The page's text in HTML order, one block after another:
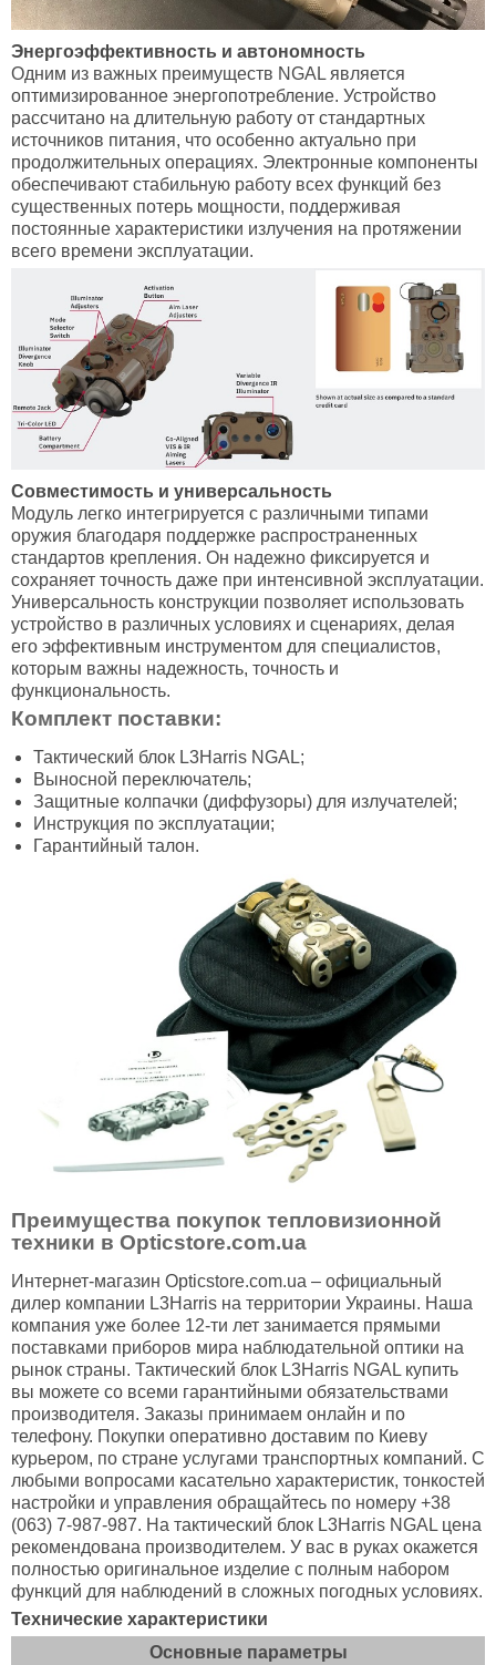
Энергоэффективность и автономность
Одним из важных преимуществ NGAL является
оптимизированное энергопотребление. Устройство
рассчитано на длительную работу от стандартных
источников питания, что особенно актуально при
продолжительных операциях. Электронные компоненты
обеспечивают стабильную работу всех функций без
существенных потерь мощности, поддерживая
постоянные характеристики излучения на протяжении
всего времени эксплуатации.
Совместимость и универсальность
Модуль легко интегрируется с различными типами
оружия благодаря поддержке распространенных
стандартов крепления. Он надежно фиксируется и
сохраняет точность даже при интенсивной эксплуатации.
Универсальность конструкции позволяет использовать
устройство в различных условиях и сценариях, делая
его эффективным инструментом для специалистов,
которым важны надежность, точность и
функциональность.
Комплект поставки:
Тактический блок L3Harris NGAL;
Выносной переключатель;
Защитные колпачки (диффузоры) для излучателей;
Инструкция по эксплуатации;
Гарантийный талон.
Преимущества покупок тепловизионной
техники в Opticstore.com.ua
Интернет-магазин Opticstore.com.ua – официальный
дилер компании L3Harris на территории Украины. Наша
компания уже более 12-ти лет занимается прямыми
поставками приборов мира наблюдательной оптики на
рынок страны. Тактический блок L3Harris NGAL купить
вы можете со всеми гарантийными обязательствами
производителя. Заказы принимаем онлайн и по
телефону. Покупки оперативно доставим по Киеву
курьером, по стране услугами транспортных компаний. С
любыми вопросами касательно характеристик, тонкостей
настройки и управления обращайтесь по номеру +38
(063) 7-987-987. На тактический блок L3Harris NGAL цена
рекомендована производителем. У вас в руках окажется
полностью оригинальное изделие с полным набором
функций для наблюдений в сложных погодных условиях.
Технические характеристики
Основные параметры